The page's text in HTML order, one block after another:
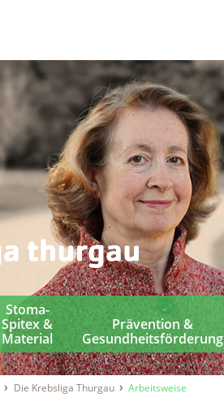
Stoma-
Spitex &
Material
Prävention &
Gesundheitsförderung
Die Krebsliga Thurgau Arbeitsweise